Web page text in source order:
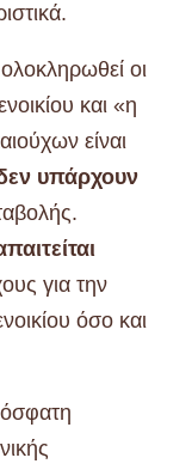
οι
και «η
είναι
υπάρχουν
για την
όσο και